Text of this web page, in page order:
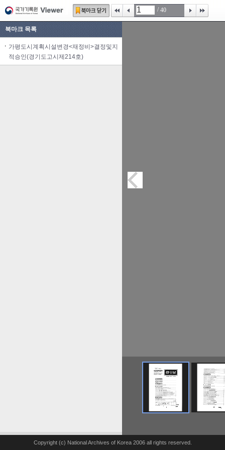
/ 40
북마크 목록
가평도시계획시설변경<재정비>결정및지
적승인(경기도고시제214호)
Copyright (c) National Archives of Korea 2006 all rights reserved.